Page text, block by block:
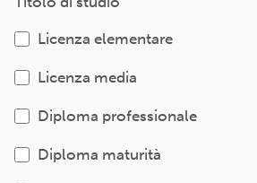
Licenza elementare
Licenza media
Diploma professionale
Diploma maturità